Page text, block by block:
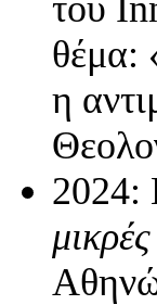
θέμα:
η
2024: